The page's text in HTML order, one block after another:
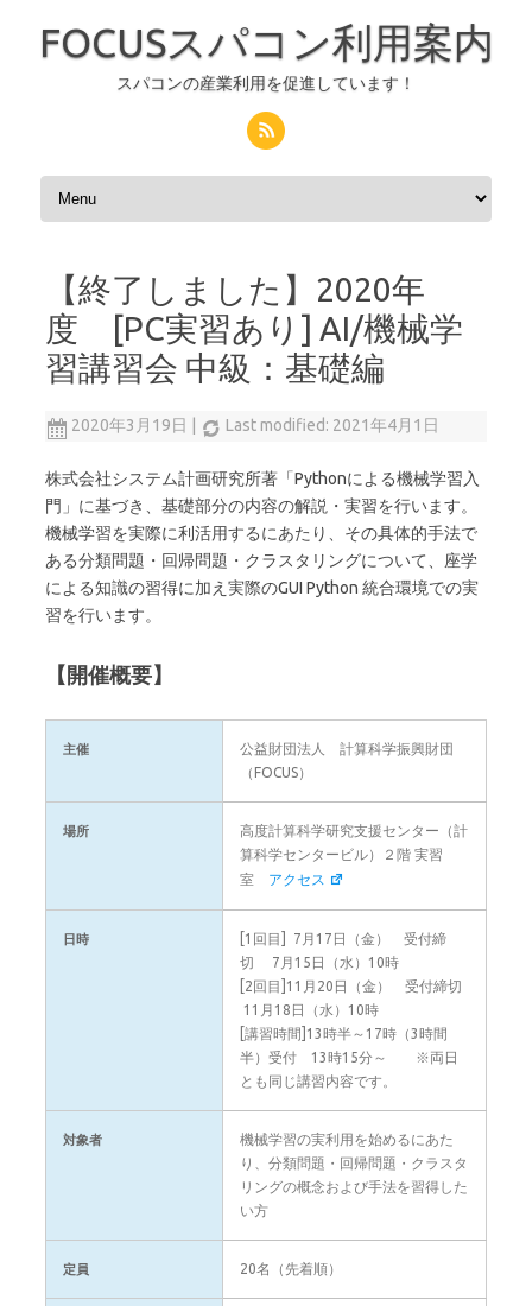
FOCUSスパコン利用案内
スパコンの産業利用を促進しています！
コンテンツへスキップ
【終了しました】2020年
度 [PC実習あり] AI/機械学
習講習会 中級：基礎編
2020年3月19日 Last modified: 2021年4月1日
株式会社システム計画研究所著「Pythonによる機械学習入
門」に基づき、基礎部分の内容の解説・実習を行います。
機械学習を実際に利活用するにあたり、その具体的手法で
ある分類問題・回帰問題・クラスタリングについて、座学
による知識の習得に加え実際のGUI Python 統合環境での実
習を行います。
【開催概要】
主催
公益財団法人 計算科学振興財団
（FOCUS）
場所
高度計算科学研究支援センター（計
算科学センタービル）２階 実習
室 アクセス
日時
[1回目] 7月17日（金） 受付締
切 7月15日（水）10時
[2回目]11月20日（金） 受付締切
11月18日（水）10時
[講習時間]13時半～17時（3時間
半）受付 13時15分～ ※両日
とも同じ講習内容です。
対象者
機械学習の実利用を始めるにあた
り、分類問題・回帰問題・クラスタ
リングの概念および手法を習得した
い方
定員 20名（先着順）